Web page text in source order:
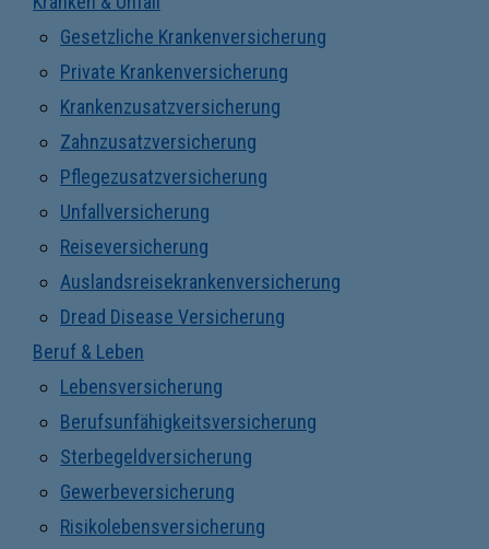
Gesetzliche Krankenversicherung
Private Krankenversicherung
Krankenzusatzversicherung
Zahnzusatzversicherung
Pflegezusatzversicherung
Unfallversicherung
Reiseversicherung
Auslandsreisekrankenversicherung
Dread Disease Versicherung
Beruf & Leben
Lebensversicherung
Berufsunfähigkeitsversicherung
Sterbegeldversicherung
Gewerbeversicherung
Risikolebensversicherung